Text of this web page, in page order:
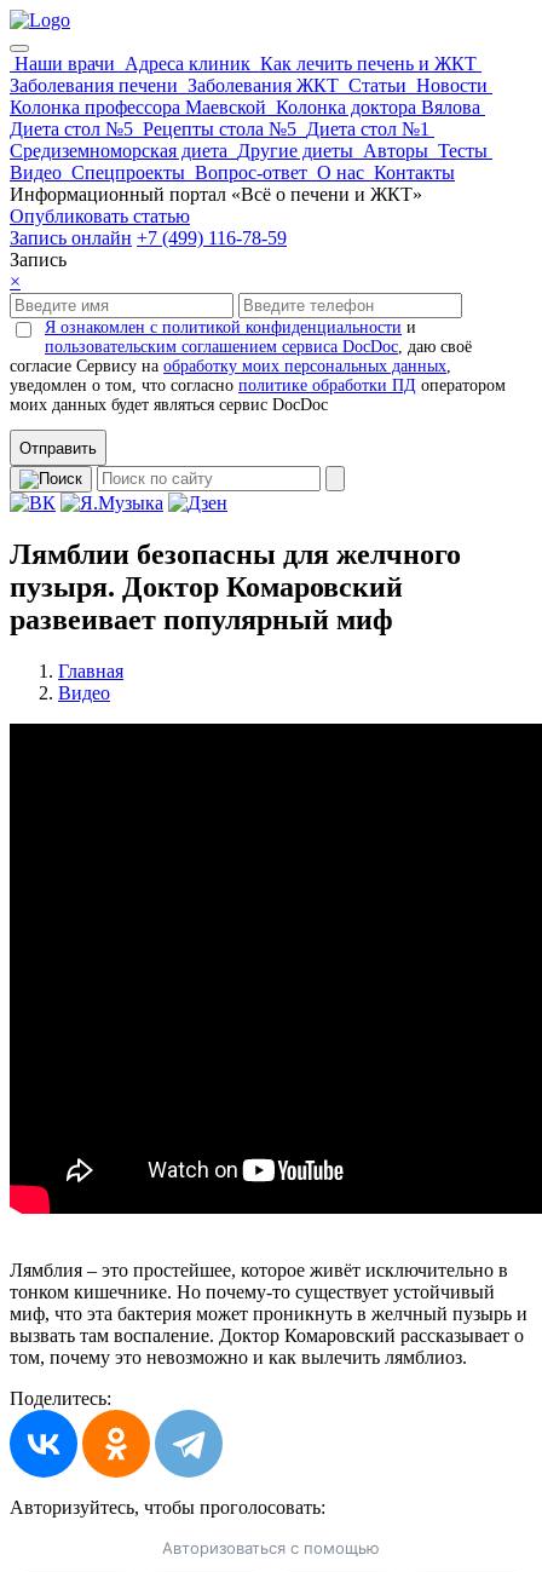
Наши врачи Адреса клиник Как лечить печень и ЖКТ
Заболевания печени Заболевания ЖКТ Статьи Новости
Колонка профессора Маевской Колонка доктора Вялова
Диета стол №5 Рецепты стола №5 Диета стол №1
Средиземноморская диета Другие диеты Авторы Тесты
Видео Спецпроекты Вопрос-ответ О нас Контакты
Информационный портал «Всё о печени и ЖКТ»
Опубликовать статью
Запись онлайн +7 (499) 116-78-59
Запись
×
Я ознакомлен с политикой конфиденциальности и
пользовательским соглашением сервиса DocDoc, даю своё
согласие Сервису на обработку моих персональных данных,
уведомлен о том, что согласно политике обработки ПД оператором
моих данных будет являться сервис DocDoc
Отправить
Лямблии безопасны для желчного
пузыря. Доктор Комаровский
развеивает популярный миф
Главная
Видео
Лямблия – это простейшее, которое живёт исключительно в
тонком кишечнике. Но почему-то существует устойчивый
миф, что эта бактерия может проникнуть в желчный пузырь и
вызвать там воспаление. Доктор Комаровский рассказывает о
том, почему это невозможно и как вылечить лямблиоз.
Поделитесь:
Авторизуйтесь, чтобы проголосовать:
Авторизоваться с помощью